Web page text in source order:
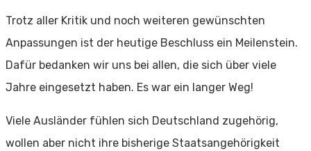
Trotz aller Kritik und noch weiteren gewünschten
Anpassungen ist der heutige Beschluss ein Meilenstein.
Dafür bedanken wir uns bei allen, die sich über viele
Jahre eingesetzt haben. Es war ein langer Weg!
Viele Ausländer fühlen sich Deutschland zugehörig,
wollen aber nicht ihre bisherige Staatsangehörigkeit